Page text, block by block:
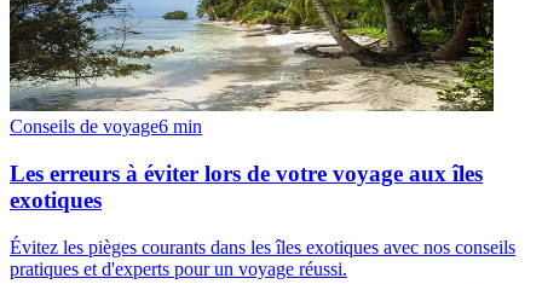
Conseils de voyage6 min
Les erreurs à éviter lors de votre voyage aux îles
exotiques
Évitez les pièges courants dans les îles exotiques avec nos conseils
pratiques et d'experts pour un voyage réussi.